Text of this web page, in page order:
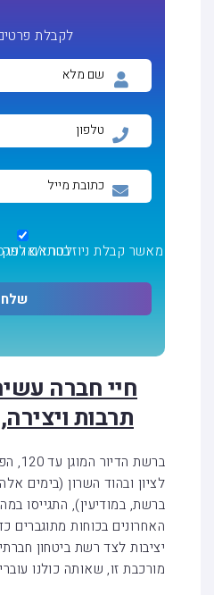
לקבלת
מאשר קבלת ניוזלטר ו/או פרסומים במגוון תחומים בהתאם
חיי חברה
תרבות ויצירה,
ברשת
לציון ובהוד השרון (בימים
ברשת, במודיעין), התגייסו
האחרונים בכוחות מתוגברים
יציבות לצד רשת ביטחון
מורכבת זו, שאותה כולנו